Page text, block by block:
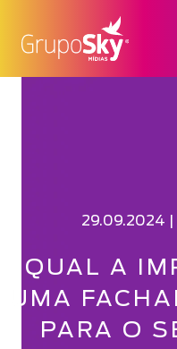
29.09.2024 |
QUAL A
UMA
PARA O